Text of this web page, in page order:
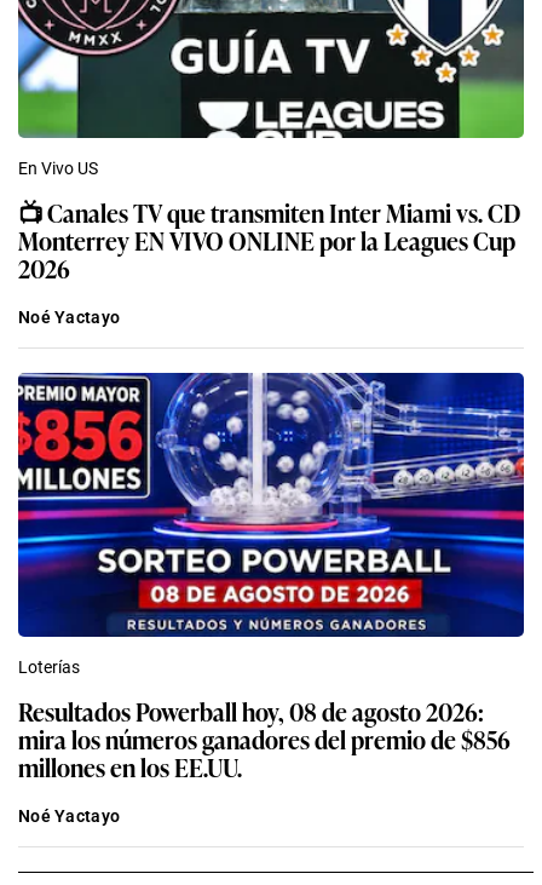
En Vivo US
📺 Canales TV que transmiten Inter Miami vs. CD
Monterrey EN VIVO ONLINE por la Leagues Cup
2026
Noé Yactayo
Loterías
Resultados Powerball hoy, 08 de agosto 2026:
mira los números ganadores del premio de $856
millones en los EE.UU.
Noé Yactayo